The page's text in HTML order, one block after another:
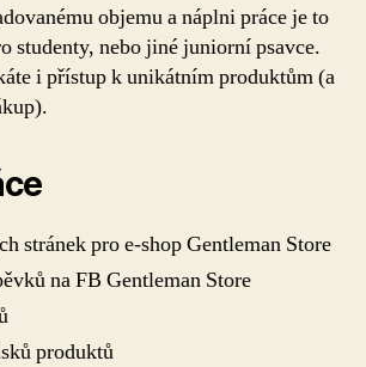
objemu a náplni práce je to
studenty, nebo jiné juniorní psavce.
i přístup k unikátním produktům (a
stránek pro e-shop Gentleman Store
na FB Gentleman Store
produktů